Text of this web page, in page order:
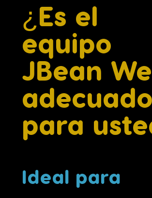
¿Es el
equipo
JBean
adecuado
para
Ideal para